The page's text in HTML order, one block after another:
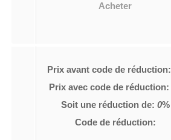
Acheter
Prix avant code de réduction:
Prix avec code de réduction:
Soit une réduction de: 0%
Code de réduction: